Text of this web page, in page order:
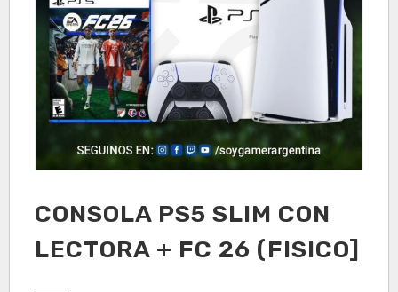
CONSOLA PS5 SLIM CON
LECTORA + FC 26 (FISICO]